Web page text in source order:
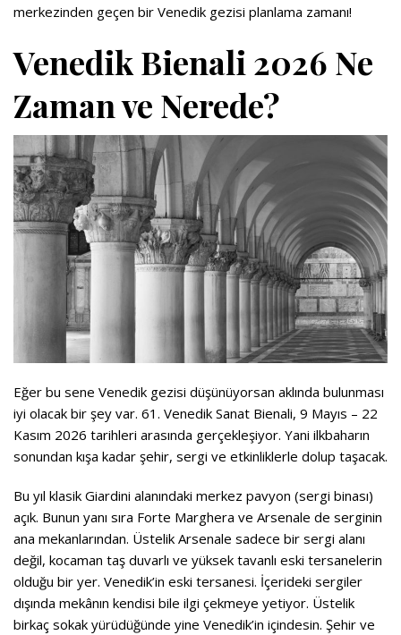
merkezinden geçen bir Venedik gezisi planlama zamanı!
Venedik Bienali 2026 Ne
Zaman ve Nerede?
Eğer bu sene Venedik gezisi düşünüyorsan aklında bulunması
iyi olacak bir şey var. 61. Venedik Sanat Bienali, 9 Mayıs – 22
Kasım 2026 tarihleri arasında gerçekleşiyor. Yani ilkbaharın
sonundan kışa kadar şehir, sergi ve etkinliklerle dolup taşacak.
Bu yıl klasik Giardini alanındaki merkez pavyon (sergi binası)
açık. Bunun yanı sıra Forte Marghera ve Arsenale de serginin
ana mekanlarından. Üstelik Arsenale sadece bir sergi alanı
değil, kocaman taş duvarlı ve yüksek tavanlı eski tersanelerin
olduğu bir yer. Venedik’in eski tersanesi. İçerideki sergiler
dışında mekânın kendisi bile ilgi çekmeye yetiyor. Üstelik
birkaç sokak yürüdüğünde yine Venedik’in içindesin. Şehir ve